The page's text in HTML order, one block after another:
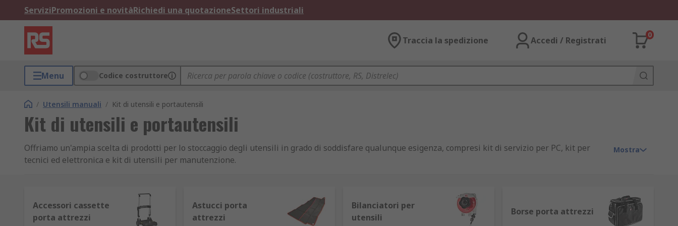
ServiziPromozioni e novitàRichiedi una quotazioneSettori industriali
Traccia la spedizione Accedi / Registrati
0
Menu Codice costruttore
/ Utensili manuali / Kit di utensili e portautensili
Kit di utensili e portautensili
Offriamo un'ampia scelta di prodotti per lo stoccaggio degli utensili in grado di soddisfare qualunque esigenza, compresi kit di servizio per PC, kit per
tecnici ed elettronica e kit di utensili per manutenzione.
Tipologie di kit
Mostra
Accessori cassette
porta attrezzi
Astucci porta
attrezzi
Bilanciatori per
utensili
Borse porta attrezzi